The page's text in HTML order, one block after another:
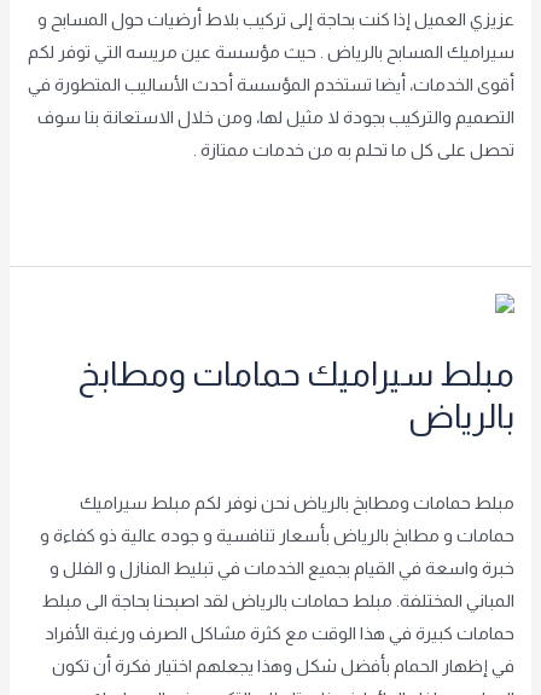
عزيزي العميل إذا كنت بحاجة إلى تركيب بلاط أرضيات حول المسابح و
سيراميك المسابح بالرياض . حيث مؤسسة عين مريسه التي توفر لكم
أقوى الخدمات، أيضا تستخدم المؤسسة أحدث الأساليب المتطورة في
التصميم والتركيب بجودة لا مثيل لها، ومن خلال الاستعانة بنا سوف
تحصل على كل ما تحلم به من خدمات ممتازة .
مبلط سيراميك حمامات ومطابخ
بالرياض
مبلط حمامات ومطابخ بالرياض نحن نوفر لكم مبلط سيراميك
حمامات و مطابخ بالرياض بأسعار تنافسية و جوده عالية ذو كفاءة و
خبرة واسعة في القيام بجميع الخدمات في تبليط المنازل و الفلل و
المباني المختلفة. مبلط حمامات بالرياض لقد اصبحنا بحاجة الى مبلط
حمامات كبيرة في هذا الوقت مع كثرة مشاكل الصرف ورغبة الأفراد
في إظهار الحمام بأفضل شكل وهذا يجعلهم اختيار فكرة أن تكون
مبلط
حمامات
ومطابخ
بالرياض